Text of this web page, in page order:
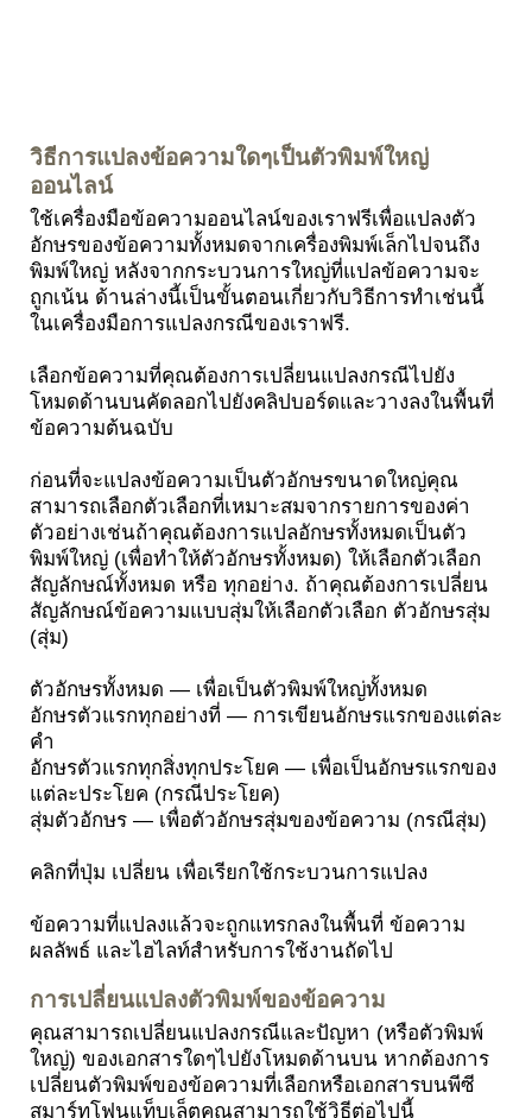
วิธีการแปลงข้อความใดๆเป็นตัวพิมพ์ใหญ่
ออนไลน์
ใช้เครื่องมือข้อความออนไลน์ของเราฟรีเพื่อแปลงตัว
อักษรของข้อความทั้งหมดจากเครื่องพิมพ์เล็กไปจนถึง
พิมพ์ใหญ่ หลังจากกระบวนการใหญ่ที่แปลข้อความจะ
ถูกเน้น ด้านล่างนี้เป็นขั้นตอนเกี่ยวกับวิธีการทำเช่นนี้
ในเครื่องมือการแปลงกรณีของเราฟรี.
เลือกข้อความที่คุณต้องการเปลี่ยนแปลงกรณีไปยัง
โหมดด้านบนคัดลอกไปยังคลิปบอร์ดและวางลงในพื้นที่
ข้อความต้นฉบับ
ก่อนที่จะแปลงข้อความเป็นตัวอักษรขนาดใหญ่คุณ
สามารถเลือกตัวเลือกที่เหมาะสมจากรายการของค่า
ตัวอย่างเช่นถ้าคุณต้องการแปลอักษรทั้งหมดเป็นตัว
พิมพ์ใหญ่ (เพื่อทำให้ตัวอักษรทั้งหมด) ให้เลือกตัวเลือก
สัญลักษณ์ทั้งหมด หรือ ทุกอย่าง. ถ้าคุณต้องการเปลี่ยน
สัญลักษณ์ข้อความแบบสุ่มให้เลือกตัวเลือก ตัวอักษรสุ่ม
(สุ่ม)
ตัวอักษรทั้งหมด — เพื่อเป็นตัวพิมพ์ใหญ่ทั้งหมด
อักษรตัวแรกทุกอย่างที่ — การเขียนอักษรแรกของแต่ละ
คำ
อักษรตัวแรกทุกสิ่งทุกประโยค — เพื่อเป็นอักษรแรกของ
แต่ละประโยค (กรณีประโยค)
สุ่มตัวอักษร — เพื่อตัวอักษรสุ่มของข้อความ (กรณีสุ่ม)
คลิกที่ปุ่ม เปลี่ยน เพื่อเรียกใช้กระบวนการแปลง
ข้อความที่แปลงแล้วจะถูกแทรกลงในพื้นที่ ข้อความ
ผลลัพธ์ และไฮไลท์สำหรับการใช้งานถัดไป
การเปลี่ยนแปลงตัวพิมพ์ของข้อความ
คุณสามารถเปลี่ยนแปลงกรณีและปัญหา (หรือตัวพิมพ์
ใหญ่) ของเอกสารใดๆไปยังโหมดด้านบน หากต้องการ
เปลี่ยนตัวพิมพ์ของข้อความที่เลือกหรือเอกสารบนพีซี
สมาร์ทโฟนแท็บเล็ตคุณสามารถใช้วิธีต่อไปนี้